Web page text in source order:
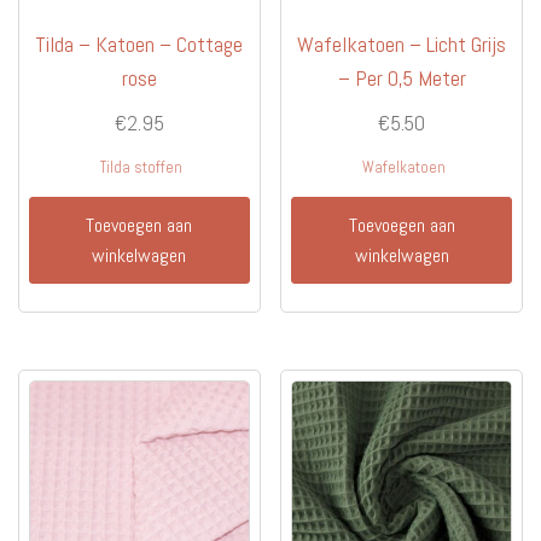
Tilda – Katoen – Cottage
rose
€2.95
Tilda stoffen
Toevoegen aan
winkelwagen
Wafelkatoen – Licht Grijs
– Per 0,5 Meter
€5.50
Wafelkatoen
Toevoegen aan
winkelwagen